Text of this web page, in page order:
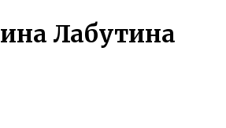
Лабутина